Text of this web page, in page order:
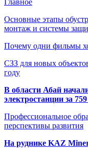
Основные этапы
монтаж и системы
Почему одни фильмы
СЗЗ для новых
году
В области Абай
электростанции за
Профессиональное
перспективы развития
На руднике KAZ